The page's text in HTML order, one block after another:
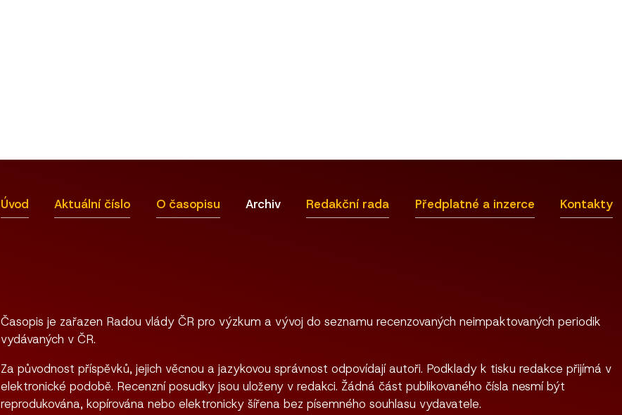
Úvod Aktuální číslo O časopisu Archiv Redakční rada Předplatné a inzerce Kontakty
Časopis je zařazen Radou vlády ČR pro výzkum a vývoj do seznamu recenzovaných neimpaktovaných periodik
vydávaných v ČR.
Za původnost příspěvků, jejich věcnou a jazykovou správnost odpovídají autoři. Podklady k tisku redakce přijímá v
elektronické podobě. Recenzní posudky jsou uloženy v redakci. Žádná část publikovaného čísla nesmí být
reprodukována, kopírována nebo elektronicky šířena bez písemného souhlasu vydavatele.